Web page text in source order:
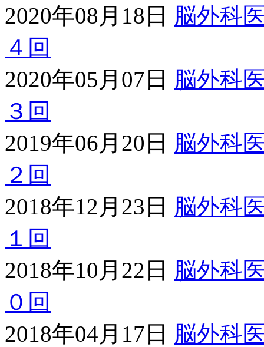
2020年08月18日 脳外科
４回
2020年05月07日 脳外科
３回
2019年06月20日 脳外科
２回
2018年12月23日 脳外科
１回
2018年10月22日 脳外科
０回
2018年04月17日 脳外科